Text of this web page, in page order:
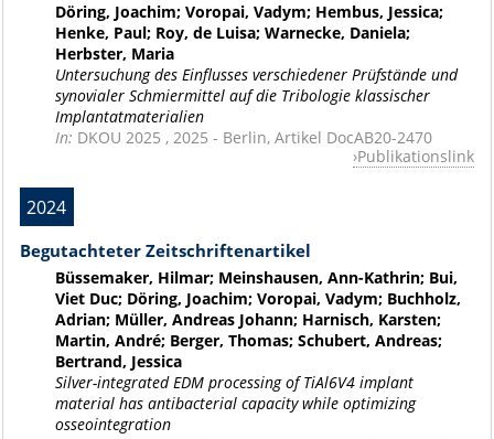
Döring, Joachim; Voropai, Vadym; Hembus, Jessica;
Henke, Paul; Roy, de Luisa; Warnecke, Daniela;
Herbster, Maria
Untersuchung des Einflusses verschiedener Prüfstände und
synovialer Schmiermittel auf die Tribologie klassischer
Implantatmaterialien
In: DKOU 2025 , 2025 - Berlin, Artikel DocAB20-2470
Publikationslink
2024
Begutachteter Zeitschriftenartikel
Büssemaker, Hilmar; Meinshausen, Ann-Kathrin; Bui,
Viet Duc; Döring, Joachim; Voropai, Vadym; Buchholz,
Adrian; Müller, Andreas Johann; Harnisch, Karsten;
Martin, André; Berger, Thomas; Schubert, Andreas;
Bertrand, Jessica
Silver-integrated EDM processing of TiAl6V4 implant
material has antibacterial capacity while optimizing
osseointegration